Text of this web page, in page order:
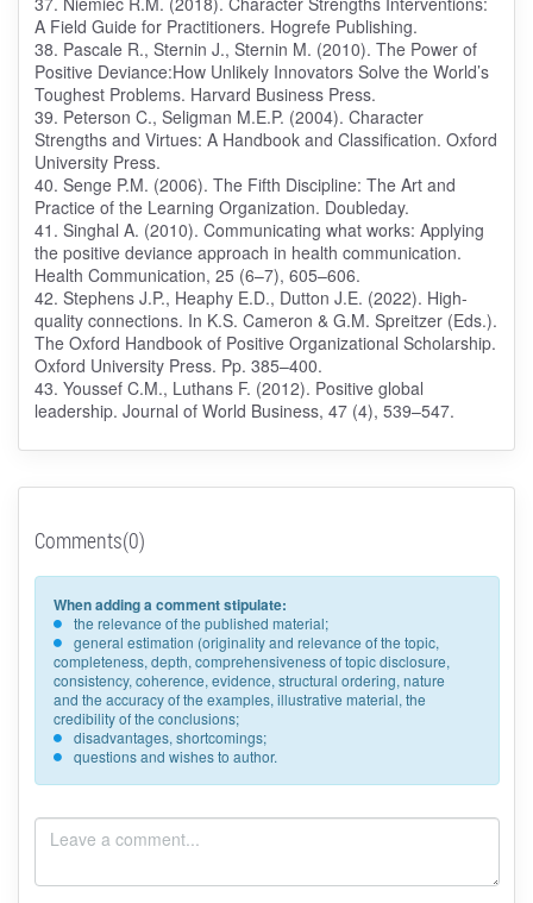
A Field Guide for Practitioners. Hogrefe Publishing.
38. Pascale R., Sternin J., Sternin M. (2010). The Power of
Positive Deviance:How Unlikely Innovators Solve the World’s
Toughest Problems. Harvard Business Press.
39. Peterson C., Seligman M.E.P. (2004). Character
Strengths and Virtues: A Handbook and Classification. Oxford
University Press.
40. Senge P.M. (2006). The Fifth Discipline: The Art and
Practice of the Learning Organization. Doubleday.
41. Singhal A. (2010). Communicating what works: Applying
the positive deviance approach in health communication.
Health Communication, 25 (6–7), 605–606.
42. Stephens J.P., Heaphy E.D., Dutton J.E. (2022). High-
quality connections. In K.S. Cameron & G.M. Spreitzer (Eds.).
The Oxford Handbook of Positive Organizational Scholarship.
Oxford University Press. Pp. 385–400.
43. Youssef C.M., Luthans F. (2012). Positive global
leadership. Journal of World Business, 47 (4), 539–547.
Comments(0)
When adding a comment stipulate:
the relevance of the published material;
general estimation (originality and relevance of the topic,
completeness, depth, comprehensiveness of topic disclosure,
consistency, coherence, evidence, structural ordering, nature
and the accuracy of the examples, illustrative material, the
credibility of the conclusions;
disadvantages, shortcomings;
questions and wishes to author.